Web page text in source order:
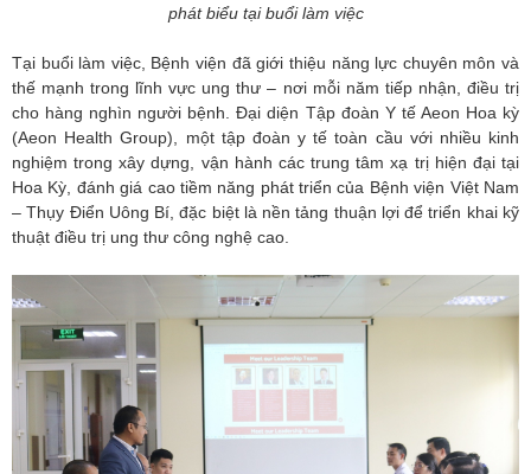
phát biểu tại buổi làm việc
Tại buổi làm việc, Bệnh viện đã giới thiệu năng lực chuyên môn và
thế mạnh trong lĩnh vực ung thư – nơi mỗi năm tiếp nhận, điều trị
cho hàng nghìn người bệnh. Đại diện Tập đoàn Y tế Aeon Hoa kỳ
(Aeon Health Group), một tập đoàn y tế toàn cầu với nhiều kinh
nghiệm trong xây dựng, vận hành các trung tâm xạ trị hiện đại tại
Hoa Kỳ, đánh giá cao tiềm năng phát triển của Bệnh viện Việt Nam
– Thụy Điển Uông Bí, đặc biệt là nền tảng thuận lợi để triển khai kỹ
thuật điều trị ung thư công nghệ cao.